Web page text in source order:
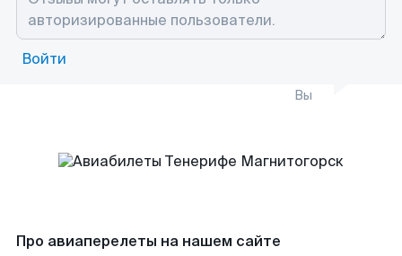
Войти
Вы
Про авиаперелеты на нашем сайте